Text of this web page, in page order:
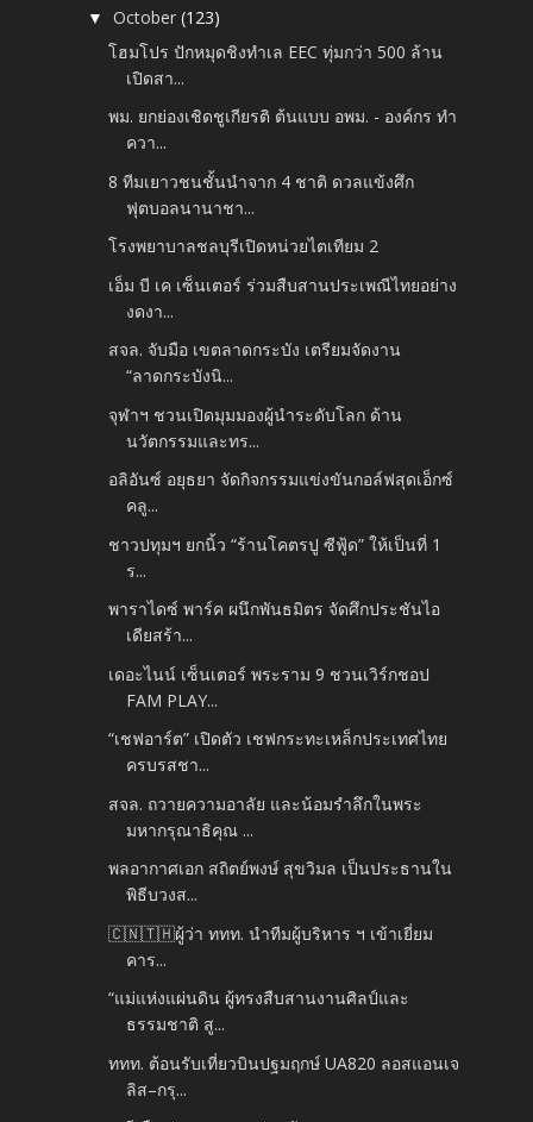
▼October(123)
โฮมโปร ปักหมุดชิงทำเล EEC ทุ่มกว่า 500 ล้าน
เปิดสา...
พม. ยกย่องเชิดชูเกียรติ ต้นแบบ อพม. - องค์กร ทำ
ควา...
8 ทีมเยาวชนชั้นนำจาก 4 ชาติ ดวลแข้งศึก
ฟุตบอลนานาชา...
โรงพยาบาลชลบุรีเปิดหน่วยไตเทียม 2
เอ็ม บี เค เซ็นเตอร์ ร่วมสืบสานประเพณีไทยอย่าง
งดงา...
สจล. จับมือ เขตลาดกระบัง เตรียมจัดงาน
“ลาดกระบังนิ...
จุฬาฯ ชวนเปิดมุมมองผู้นำระดับโลก ด้าน
นวัตกรรมและทร...
อลิอันซ์ อยุธยา จัดกิจกรรมแข่งขันกอล์ฟสุดเอ็กซ์
คลู...
ชาวปทุมฯ ยกนิ้ว “ร้านโคตรปู ซีฟู้ด” ให้เป็นที่ 1
ร...
พาราไดซ์ พาร์ค ผนึกพันธมิตร จัดศึกประชันไอ
เดียสร้า...
เดอะไนน์ เซ็นเตอร์ พระราม 9 ชวนเวิร์กชอป
FAM PLAY...
“เชฟอาร์ต” เปิดตัว เชฟกระทะเหล็กประเทศไทย
ครบรสชา...
สจล. ถวายความอาลัย และน้อมรำลึกในพระ
มหากรุณาธิคุณ ...
พลอากาศเอก สถิตย์พงษ์ สุขวิมล เป็นประธานใน
พิธีบวงส...
🇨🇳🇹🇭ผู้ว่า ททท. นำทีมผู้บริหาร ฯ เข้าเยี่ยม
คาร...
“แม่แห่งแผ่นดิน ผู้ทรงสืบสานงานศิลป์และ
ธรรมชาติ สู...
ททท. ต้อนรับเที่ยวบินปฐมฤกษ์ UA820 ลอสแอนเจ
ลิส–กรุ...